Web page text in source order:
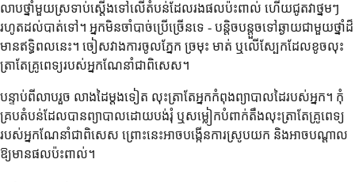
លាប​ថ្នាំ​មួយ​ស្រទាប់​ស្តើង​ទៅ​លើ​តំបន់​ដែល​រង​ផល​ប៉ះពាល់ ហើយ​ជូត​វា​ថ្នមៗ​
រហូត​ដល់​បាត់​ទៅ។ អ្នក​មិន​ចាំបាច់​ប្រើ​ច្រើន​ទេ - បន្តិច​បន្តួច​ទៅ​ឆ្ងាយ​ជាមួយ​ថ្នាំ​ដ៏​
មាន​ឥទ្ធិពល​នេះ។ ចៀសវាង​ការ​ចូល​ភ្នែក ច្រមុះ មាត់ ឬ​លើ​ស្បែក​ដែល​ខូច​លុះ
ត្រា​តែ​គ្រូពេទ្យ​របស់​អ្នក​ណែនាំ​ជា​ពិសេស។
បន្ទាប់​ពី​លាប​រួច លាង​ដៃ​ម្តង​ទៀត លុះត្រា​តែ​អ្នក​កំពុង​ព្យាបាល​ដៃ​របស់​អ្នក។ កុំ​
គ្រប​តំបន់​ដែល​បាន​ព្យាបាល​ដោយ​បង់​រុំ ឬ​សម្លៀកបំពាក់​តឹង​លុះត្រា​តែ​គ្រូពេទ្យ​
របស់​អ្នក​ណែនាំ​ជា​ពិសេស ព្រោះ​នេះ​អាច​បង្កើន​ការ​ស្រូប​យក និង​អាច​បណ្តាល​
ឱ្យ​មាន​ផល​ប៉ះពាល់។